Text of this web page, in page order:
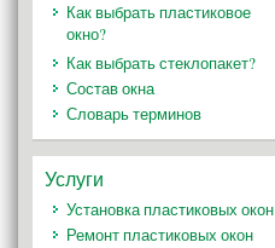
Как выбрать пластиковое
окно?
Как выбрать стеклопакет?
Состав окна
Словарь терминов
Услуги
Установка пластиковых окон
Ремонт пластиковых окон